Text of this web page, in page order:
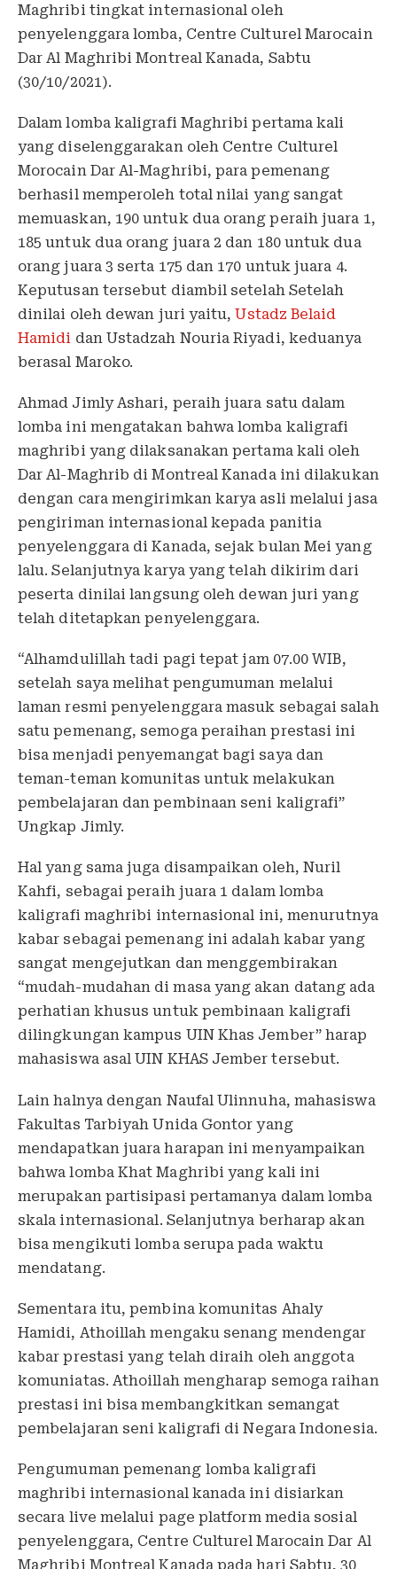
Maghribi tingkat internasional oleh
penyelenggara lomba, Centre Culturel Marocain
Dar Al Maghribi Montreal Kanada, Sabtu
(30/10/2021).
Dalam lomba kaligrafi Maghribi pertama kali
yang diselenggarakan oleh Centre Culturel
Morocain Dar Al-Maghribi, para pemenang
berhasil memperoleh total nilai yang sangat
memuaskan, 190 untuk dua orang peraih juara 1,
185 untuk dua orang juara 2 dan 180 untuk dua
orang juara 3 serta 175 dan 170 untuk juara 4.
Keputusan tersebut diambil setelah Setelah
dinilai oleh dewan juri yaitu,Ustadz Belaid
Hamidi dan Ustadzah Nouria Riyadi, keduanya
berasal Maroko.
Ahmad Jimly Ashari, peraih juara satu dalam
lomba ini mengatakan bahwa lomba kaligrafi
maghribi yang dilaksanakan pertama kali oleh
Dar Al-Maghrib di Montreal Kanada ini dilakukan
dengan cara mengirimkan karya asli melalui jasa
pengiriman internasional kepada panitia
penyelenggara di Kanada, sejak bulan Mei yang
lalu. Selanjutnya karya yang telah dikirim dari
peserta dinilai langsung oleh dewan juri yang
telah ditetapkan penyelenggara.
“Alhamdulillah tadi pagi tepat jam 07.00 WIB,
setelah saya melihat pengumuman melalui
laman resmi penyelenggara masuk sebagai salah
satu pemenang, semoga peraihan prestasi ini
bisa menjadi penyemangat bagi saya dan
teman-teman komunitas untuk melakukan
pembelajaran dan pembinaan seni kaligrafi”
Ungkap Jimly.
Hal yang sama juga disampaikan oleh, Nuril
Kahfi, sebagai peraih juara 1 dalam lomba
kaligrafi maghribi internasional ini, menurutnya
kabar sebagai pemenang ini adalah kabar yang
sangat mengejutkan dan menggembirakan
“mudah-mudahan di masa yang akan datang ada
perhatian khusus untuk pembinaan kaligrafi
dilingkungan kampus UIN Khas Jember” harap
mahasiswa asal UIN KHAS Jember tersebut.
Lain halnya dengan Naufal Ulinnuha, mahasiswa
Fakultas Tarbiyah Unida Gontor yang
mendapatkan juara harapan ini menyampaikan
bahwa lomba Khat Maghribi yang kali ini
merupakan partisipasi pertamanya dalam lomba
skala internasional. Selanjutnya berharap akan
bisa mengikuti lomba serupa pada waktu
mendatang.
Sementara itu, pembina komunitas Ahaly
Hamidi, Athoillah mengaku senang mendengar
kabar prestasi yang telah diraih oleh anggota
komuniatas. Athoillah mengharap semoga raihan
prestasi ini bisa membangkitkan semangat
pembelajaran seni kaligrafi di Negara Indonesia.
Pengumuman pemenang lomba kaligrafi
maghribi internasional kanada ini disiarkan
secara live melalui page platform media sosial
penyelenggara, Centre Culturel Marocain Dar Al
Maghribi Montreal Kanada pada hari Sabtu, 30